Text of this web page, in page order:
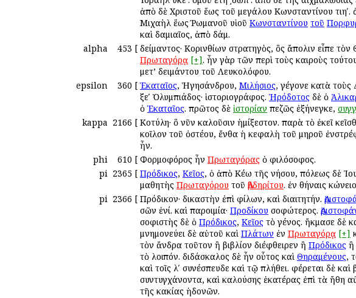
ἀπὸ δὲ Χριστοῦ ἕως τοῦ μεγάλου Κωνσταντίνου
Μιχαὴλ ἕως Ῥωμανοῦ υἱοῦ Κωνσταντίνου τοῦ
καὶ Ἀδαμιαῖος, ἀπὸ Ἀδάμ.
alpha
453 [ Ἀδείμαντος· Κορινθίων στρατηγὸς, ὃς ἄπολιν εἶπε
Πρωταγόρᾳ [+]. ἦν γὰρ τῶν περὶ τοὺς καιροὺς
μετ’ Ἀδειμάντου τοῦ Λευκολόφου.
epsilon
360 [ Ἑκαταῖος, Ἡγησάνδρου, Μιλήσιος, γέγονε κατὰ τοὺς
ξεʹ Ὀλυμπιάδος· ἱστοριογράφος. Ἡρόδοτος δὲ ὁ
ὁ Ἑκαταῖος. πρῶτος δὲ ἱστορίαν πεζῶς ἐξήνεγκε,
kappa 2166 [ Κοτύλη· ὃ νῦν καλοῦσιν ἡμίξεστον. παρὰ τὸ ἐκεῖ
κοῖλον τοῦ ὀστέου, ἔνθα ἡ κεφαλὴ τοῦ μηροῦ
ἦν.
phi
610 [ Φορμοφόρος ἦν Πρωταγόρας ὁ φιλόσοφος.
pi 2365 [ Πρόδικος, Κεῖος, ὁ ἀπὸ Κέω τῆς νήσου, πόλεως δὲ
μαθητὴς Πρωταγόρου τοῦ Ἀβδηρίτου. ἐν Ἀθήναις
pi 2366 [ Πρόδικον· δικαστὴν ἐπὶ φίλων, καὶ διαιτητήν.
σῶν ἑνί. καὶ παροιμία· Προδίκου σοφώτερος.
σοφιστὴς δὲ ὁ Πρόδικος, Κεῖος τὸ γένος. ἤκμασε δὲ
μνημονεύει δὲ αὐτοῦ καὶ Πλάτων ἐν Πρωταγόρᾳ [+]
τὸν ἄνδρα τοῦτον ἢ βιβλίον διέφθειρεν ἢ Πρόδικος ἢ
τὸ λοιπόν. διδάσκαλος δὲ ἦν οὗτος καὶ Θηραμένους,
καὶ τοῖς λʹ συνέσπευδε καὶ τῷ πλήθει. φέρεται δὲ καὶ
συντυγχάνοντα, καὶ καλούσης ἑκατέρας ἐπὶ τὰ ἤθη
τῆς κακίας ἡδονῶν.